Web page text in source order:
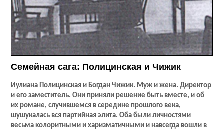
Семейная сага: Полицинская и Чижик
Иулиана Полицинская и Богдан Чижик. Муж и жена. Директор
и его заместитель. Они приняли решение быть вместе, и об
их романе, случившемся в середине прошлого века,
шушукалась вся партийная элита. Оба были личностями
весьма колоритными и харизматичными и навсегда вошли в